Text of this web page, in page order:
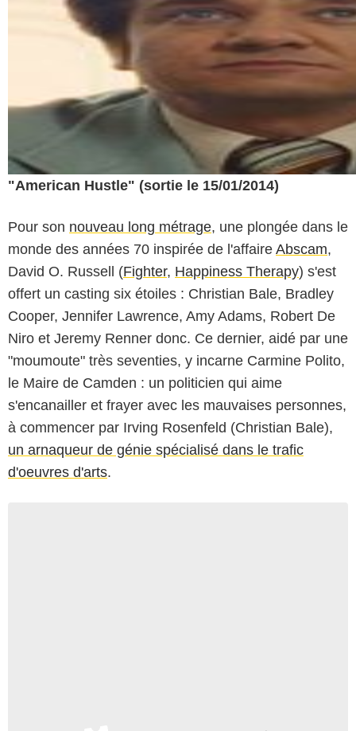
"American Hustle" (sortie le 15/01/2014)
Pour son nouveau long métrage, une plongée dans le
monde des années 70 inspirée de l'affaire Abscam,
David O. Russell (Fighter, Happiness Therapy) s'est
offert un casting six étoiles : Christian Bale, Bradley
Cooper, Jennifer Lawrence, Amy Adams, Robert De
Niro et Jeremy Renner donc. Ce dernier, aidé par une
"moumoute" très seventies, y incarne Carmine Polito,
le Maire de Camden : un politicien qui aime
s'encanailler et frayer avec les mauvaises personnes,
à commencer par Irving Rosenfeld (Christian Bale),
un arnaqueur de génie spécialisé dans le trafic
d'oeuvres d'arts.